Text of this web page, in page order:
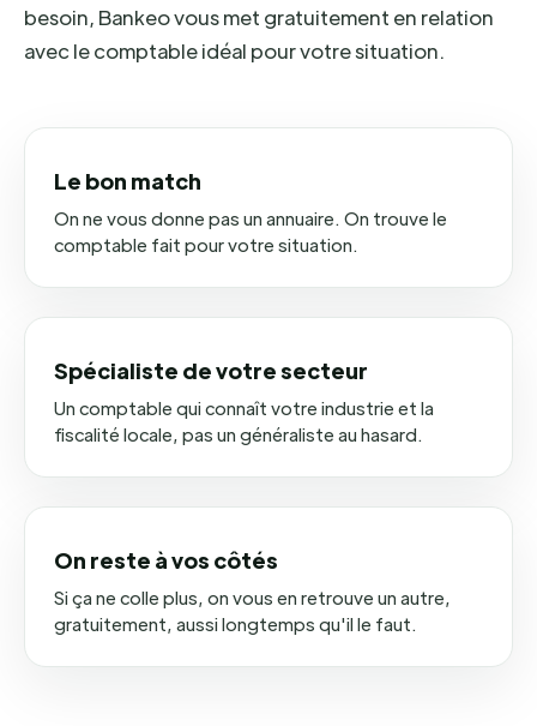
besoin, Bankeo vous met gratuitement en relation
avec le comptable idéal pour votre situation.
Le bon match
On ne vous donne pas un annuaire. On trouve le
comptable fait pour votre situation.
Spécialiste de votre secteur
Un comptable qui connaît votre industrie et la
fiscalité locale, pas un généraliste au hasard.
On reste à vos côtés
Si ça ne colle plus, on vous en retrouve un autre,
gratuitement, aussi longtemps qu'il le faut.